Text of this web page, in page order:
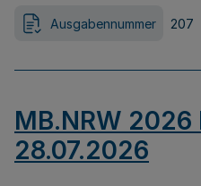
Ausgabennummer 207
MB.NRW 2026
28.07.2026